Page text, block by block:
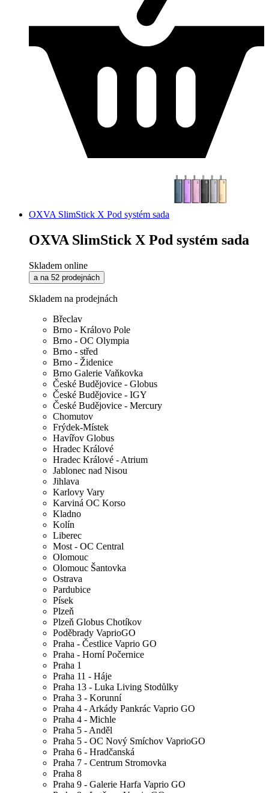
OXVA SlimStick X Pod systém sada
OXVA SlimStick X Pod systém sada
Skladem online
a na 52 prodejnách
Skladem na prodejnách
Břeclav
Brno - Královo Pole
Brno - OC Olympia
Brno - střed
Brno - Židenice
Brno Galerie Vaňkovka
České Budějovice - Globus
České Budějovice - IGY
České Budějovice - Mercury
Chomutov
Frýdek-Místek
Havířov Globus
Hradec Králové
Hradec Králové - Atrium
Jablonec nad Nisou
Jihlava
Karlovy Vary
Karviná OC Korso
Kladno
Kolín
Liberec
Most - OC Central
Olomouc
Olomouc Šantovka
Ostrava
Pardubice
Písek
Plzeň
Plzeň Globus Chotíkov
Poděbrady VaprioGO
Praha - Čestlice Vaprio GO
Praha - Horní Počernice
Praha 1
Praha 11 - Háje
Praha 13 - Luka Living Stodůlky
Praha 3 - Korunní
Praha 4 - Arkády Pankrác Vaprio GO
Praha 4 - Michle
Praha 5 - Anděl
Praha 5 - OC Nový Smíchov VaprioGO
Praha 6 - Hradčanská
Praha 7 - Centrum Stromovka
Praha 8
Praha 9 - Galerie Harfa Vaprio GO